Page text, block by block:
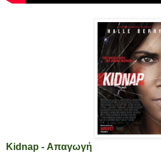
Kidnap - Απαγωγή